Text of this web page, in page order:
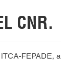
CNR.
FEPADE, a